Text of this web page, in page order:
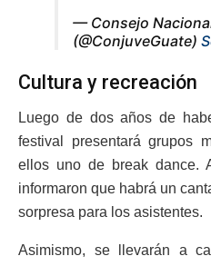
— Consejo
(@ConjuveGuate)
Cultura y recreación
Luego de dos años de
festival presentará grupos
ellos uno de break dance.
informaron que habrá un
sorpresa para los asistentes.
Asimismo, se llevarán a